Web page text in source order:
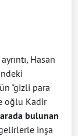
Hasan
"gizli para
oğlu Kadir
bulunan
inşa